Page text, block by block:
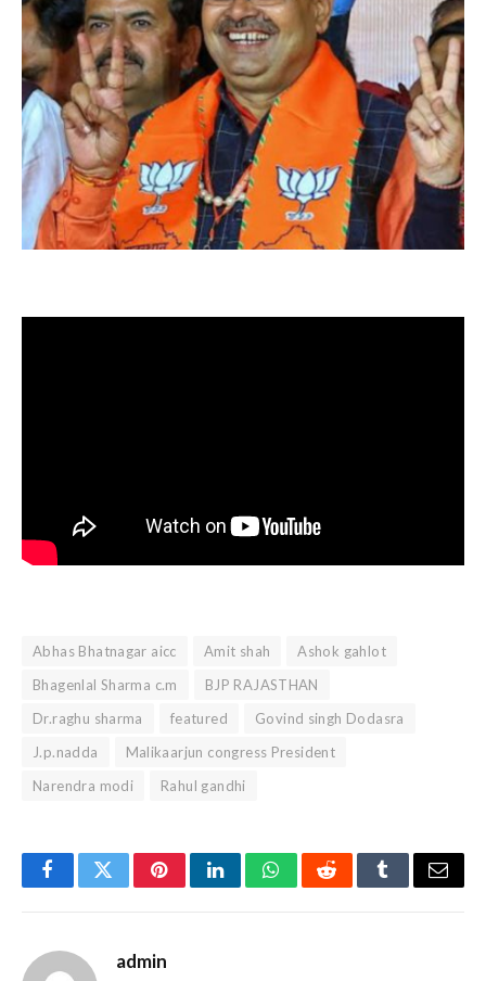
Abhas Bhatnagar aicc Amit shah
Ashok gahlot
Bhagenlal Sharma c.m
BJP RAJASTHAN
Dr.raghu sharma
featured
Govind singh Dodasra
J.p.nadda
Malikaarjun congress President
Narendra modi
Rahul gandhi
FacebookTwitterPinterestLinkedInWhatsAppRedditTumblrEmail
admin